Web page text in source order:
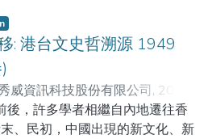
洲及至世界，藉著探尋歷史，反
以展望未來中國與國際關係的發
: 港台文史哲溯源 1949
威資訊科技股份有限公司, 2015
Kin
;黃兆強
;
Danny
後，許多學者相繼自內地遷往香
、民初，中國出現的新文化、新